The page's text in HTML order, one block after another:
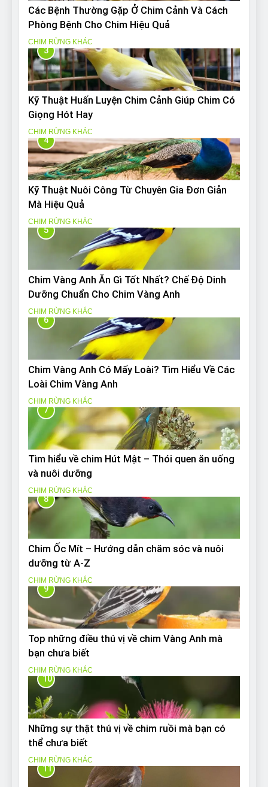
Các Bệnh Thường Gặp Ở Chim Cảnh Và Cách
Phòng Bệnh Cho Chim Hiệu Quả
CHIM RỪNG KHÁC
3
Kỹ Thuật Huấn Luyện Chim Cảnh Giúp Chim Có
Giọng Hót Hay
CHIM RỪNG KHÁC
4
Kỹ Thuật Nuôi Công Từ Chuyên Gia Đơn Giản
Mà Hiệu Quả
CHIM RỪNG KHÁC
5
Chim Vàng Anh Ăn Gì Tốt Nhất? Chế Độ Dinh
Dưỡng Chuẩn Cho Chim Vàng Anh
CHIM RỪNG KHÁC
6
Chim Vàng Anh Có Mấy Loài? Tìm Hiểu Về Các
Loài Chim Vàng Anh
CHIM RỪNG KHÁC
7
Tìm hiểu về chim Hút Mật – Thói quen ăn uống
và nuôi dưỡng
CHIM RỪNG KHÁC
8
Chim Ốc Mít – Hướng dẫn chăm sóc và nuôi
dưỡng từ A-Z
CHIM RỪNG KHÁC
9
Top những điều thú vị về chim Vàng Anh mà
bạn chưa biết
CHIM RỪNG KHÁC
10
Những sự thật thú vị về chim ruồi mà bạn có
thể chưa biết
CHIM RỪNG KHÁC
11